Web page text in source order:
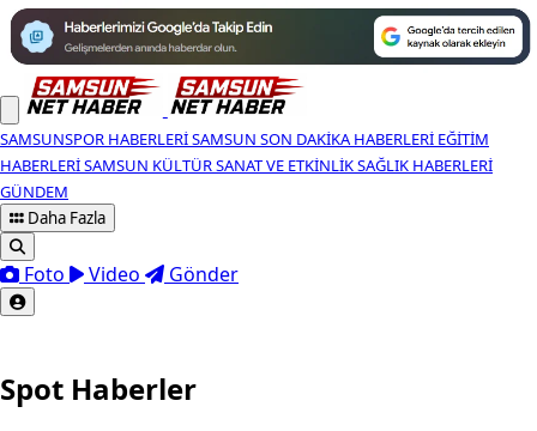
SAMSUNSPOR HABERLERISAMSUN SON DAKIKA HABERLERI EĞITIM
HABERLERISAMSUN KÜLTÜR SANAT VE ETKINLIKSAĞLIK HABERLERI
GÜNDEM
Daha Fazla
Foto Video Gönder
Spot Haberler